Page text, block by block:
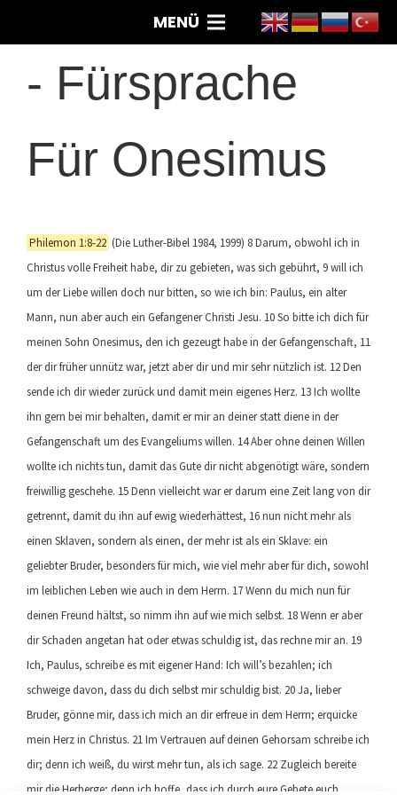
MENÜ
- Fürsprache
Für Onesimus
Philemon 1:8-22 (Die Luther-Bibel 1984, 1999) 8 Darum, obwohl ich in
Christus volle Freiheit habe, dir zu gebieten, was sich gebührt, 9 will ich
um der Liebe willen doch nur bitten, so wie ich bin: Paulus, ein alter
Mann, nun aber auch ein Gefangener Christi Jesu. 10 So bitte ich dich für
meinen Sohn Onesimus, den ich gezeugt habe in der Gefangenschaft, 11
der dir früher unnütz war, jetzt aber dir und mir sehr nützlich ist. 12 Den
sende ich dir wieder zurück und damit mein eigenes Herz. 13 Ich wollte
ihn gern bei mir behalten, damit er mir an deiner statt diene in der
Gefangenschaft um des Evangeliums willen. 14 Aber ohne deinen Willen
wollte ich nichts tun, damit das Gute dir nicht abgenötigt wäre, sondern
freiwillig geschehe. 15 Denn vielleicht war er darum eine Zeit lang von dir
getrennt, damit du ihn auf ewig wiederhättest, 16 nun nicht mehr als
einen Sklaven, sondern als einen, der mehr ist als ein Sklave: ein
geliebter Bruder, besonders für mich, wie viel mehr aber für dich, sowohl
im leiblichen Leben wie auch in dem Herrn. 17 Wenn du mich nun für
deinen Freund hältst, so nimm ihn auf wie mich selbst. 18 Wenn er aber
dir Schaden angetan hat oder etwas schuldig ist, das rechne mir an. 19
Ich, Paulus, schreibe es mit eigener Hand: Ich will’s bezahlen; ich
schweige davon, dass du dich selbst mir schuldig bist. 20 Ja, lieber
Bruder, gönne mir, dass ich mich an dir erfreue in dem Herrn; erquicke
mein Herz in Christus. 21 Im Vertrauen auf deinen Gehorsam schreibe ich
dir; denn ich weiß, du wirst mehr tun, als ich sage. 22 Zugleich bereite
mir die Herberge; denn ich hoffe, dass ich durch eure Gebete euch